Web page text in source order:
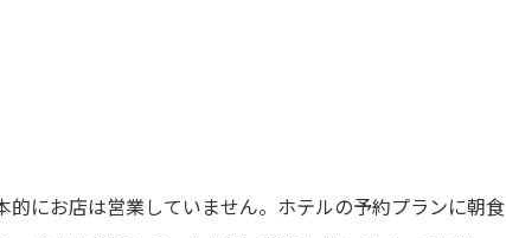
にお店は営業していません。ホテルの予約プランに朝食